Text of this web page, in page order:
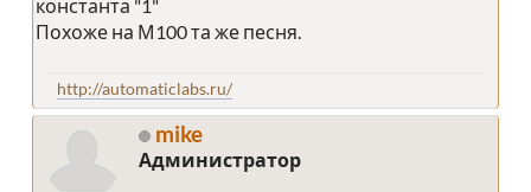
константа "1"
Похоже на М100 та же песня.
http://automaticlabs.ru/
mike
Администратор